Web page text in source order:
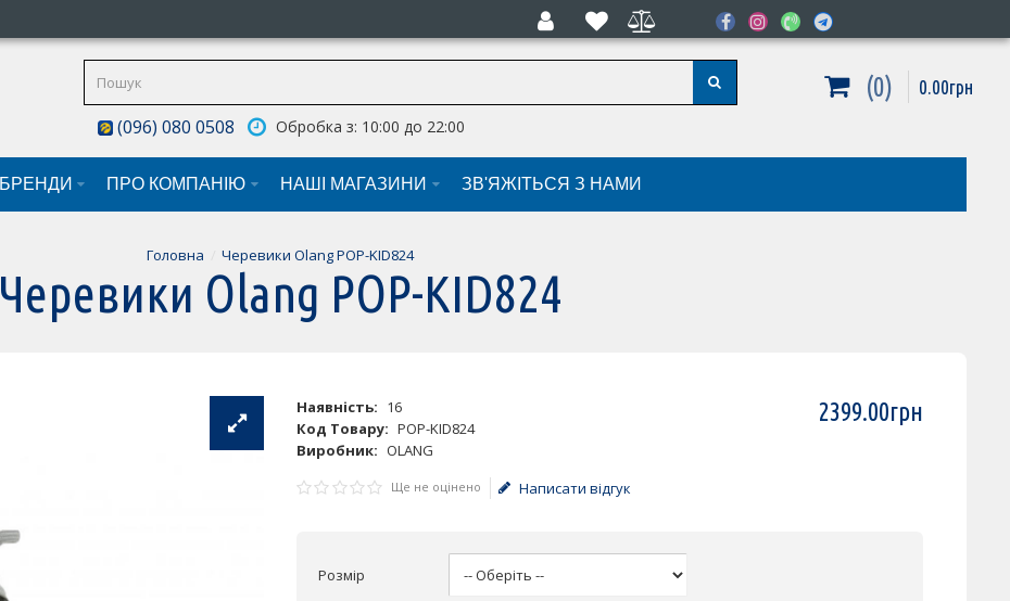
(096) 080 0508 Обробка з: 10:00 до 22:00
0 0.00грн
БРЕНДИ ПРО КОМПАНІЮ НАШI МАГАЗИНИ ЗВ'ЯЖІТЬСЯ З НАМИ
Головна Черевики Olang POP-KID824
Черевики Olang POP-KID824
Наявність: 16
Код Товару: POP-KID824
Виробник: OLANG
2399.00грн
Ще не оцінено Написати відгук
Розмір